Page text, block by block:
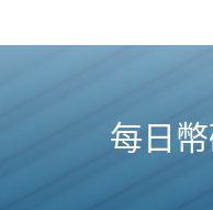
每日